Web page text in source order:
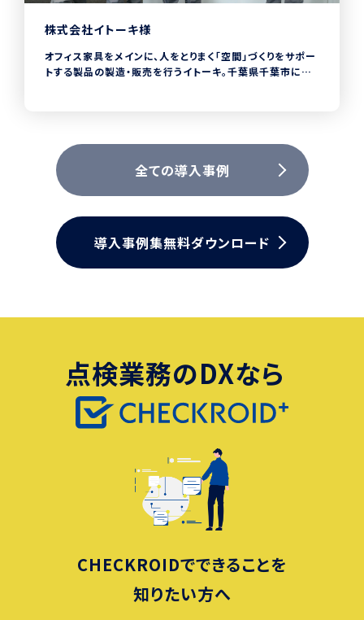
株式会社イトーキ様
オフィス家具をメインに、人をとりまく「空間」づくりをサポー
トする製品の製造・販売を行うイトーキ。千葉県千葉市にあ
CHECKROID導入により、危険箇所のチェックからデータ入
力までをワンストップで行うことが可能になり、安全管理の大
幅な時間短縮と検索性のアップを実現しました。
全ての導入事例
導入事例集無料ダウンロード
点検業務のDXなら
CHECKROIDでできることを
知りたい方へ